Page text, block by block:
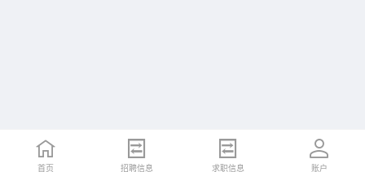
首页 招聘信息 求职信息 账户